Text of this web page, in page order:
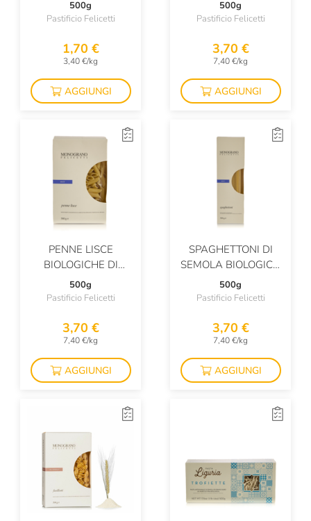
500g
Pastificio Felicetti
1,70 €
3,40 €/kg
AGGIUNGI
500g
Pastificio Felicetti
3,70 €
7,40 €/kg
AGGIUNGI
PENNE LISCE
BIOLOGICHE DI
SEMOLE DI GRANO
DURO
500g
Pastificio Felicetti
3,70 €
7,40 €/kg
AGGIUNGI
SPAGHETTONI DI
SEMOLA BIOLOGICA
DI GRANO DURO
MATT
500g
Pastificio Felicetti
3,70 €
7,40 €/kg
AGGIUNGI